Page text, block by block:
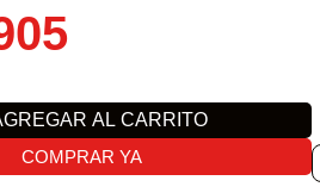
AL CARRITO
COMPRAR YA